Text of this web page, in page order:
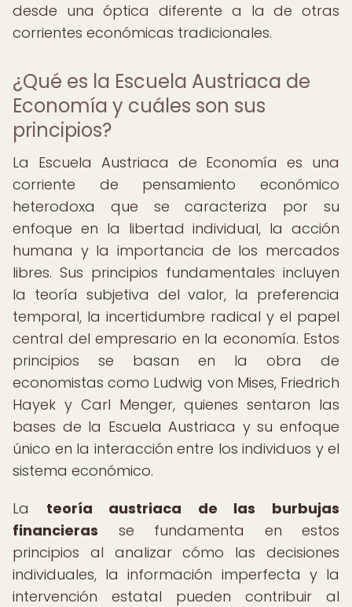
desde una óptica diferente a la de otras
corrientes económicas tradicionales.
¿Qué es la Escuela Austriaca de
Economía y cuáles son sus
principios?
La Escuela Austriaca de Economía es una
corriente de pensamiento económico
heterodoxa que se caracteriza por su
enfoque en la libertad individual, la acción
humana y la importancia de los mercados
libres. Sus principios fundamentales incluyen
la teoría subjetiva del valor, la preferencia
temporal, la incertidumbre radical y el papel
central del empresario en la economía. Estos
principios se basan en la obra de
economistas como Ludwig von Mises, Friedrich
Hayek y Carl Menger, quienes sentaron las
bases de la Escuela Austriaca y su enfoque
único en la interacción entre los individuos y el
sistema económico.
La teoría austriaca de las burbujas
financieras se fundamenta en estos
principios al analizar cómo las decisiones
individuales, la información imperfecta y la
intervención estatal pueden contribuir al